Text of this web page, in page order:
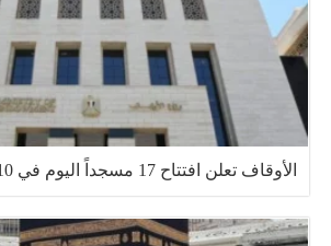
الأوقاف تعلن افتتاح 17 مسجداً اليوم في 10 محافظات